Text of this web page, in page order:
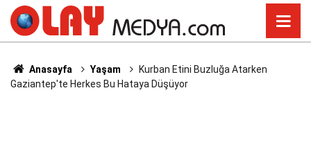
Anasayfa Yaşam
Kurban Etini Buzluğa Atarken
Gaziantep'te Herkes Bu Hataya Düşüyor